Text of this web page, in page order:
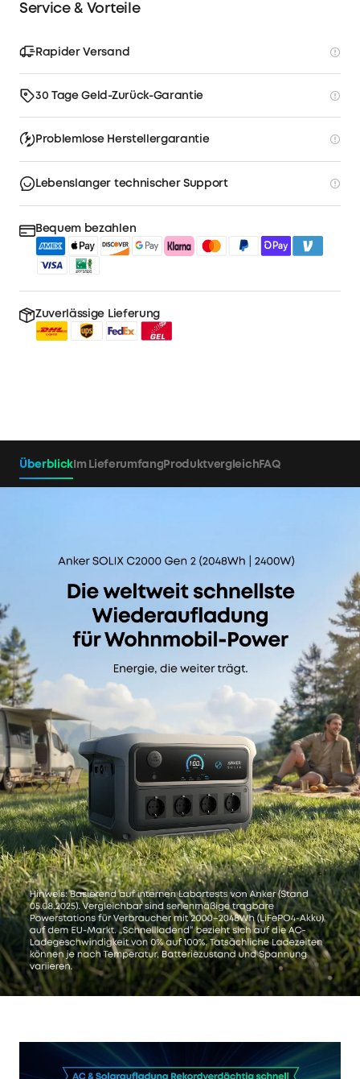
Service & Vorteile
Rapider Versand
30 Tage Geld-Zurück-Garantie
Problemlose Herstellergarantie
Lebenslanger technischer Support
Bequem bezahlen
Zuverlässige Lieferung
Überblick Im Lieferumfang Produktvergleich FAQ